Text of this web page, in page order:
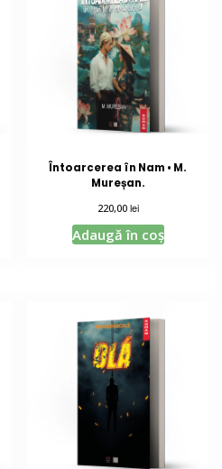
Întoarcerea în Nam • M.
Mureșan.
220,00 lei
Adaugă în coș